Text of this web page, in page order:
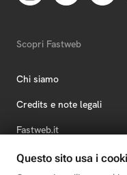
Scopri Fastweb
Chi siamo
Credits e note legali
Fastweb.it
Formazione